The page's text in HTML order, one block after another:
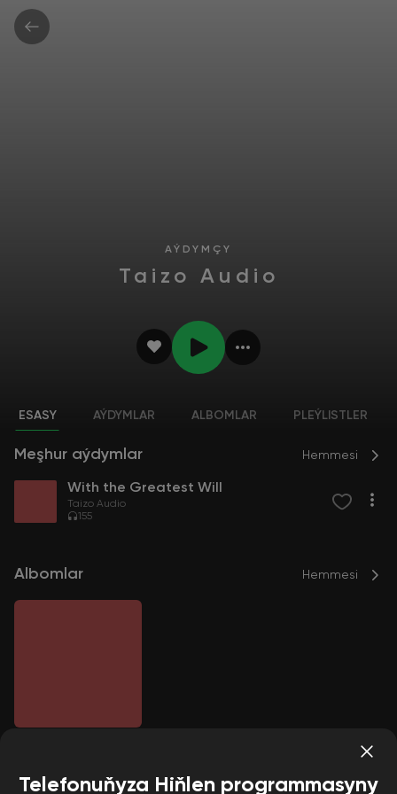
AÝDYMÇY
Taizo Audio
ESASY AÝDYMLAR ALBOMLAR PLEÝLISTLER
Meşhur aýdymlar Hemmesi
With the Greatest Will
Taizo Audio
155
Albomlar Hemmesi
Telefonuňyza Hiňlen programmasyny